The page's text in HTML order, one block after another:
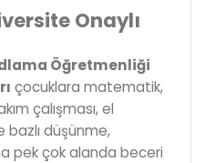
Onaylı
Öğretmenliği
çocuklara matematik,
çalışması, el
bazlı düşünme,
pek çok alanda beceri